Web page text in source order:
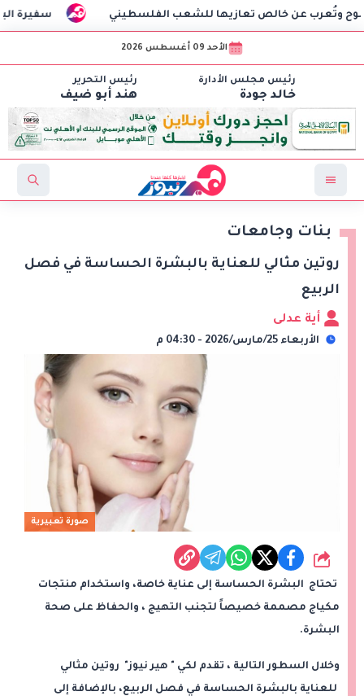
سفيرة البحرين بالقاهرة تعازيها للشعب الفلسطيني
الأحد 09 أغسطس 2026
رئيس مجلس الأدارة
خالد جودة
رئيس التحرير
هند أبو ضيف
بنات وجامعات
روتين مثالي للعناية بالبشرة الحساسة في فصل
الربيع
أية عدلى
الأربعاء 25/مارس/2026 - 04:30 م
صورة تعبيرية
شارك
تحتاج البشرة الحساسة إلى عناية خاصة، واستخدام منتجات
مكياج مصممة خصيصاً لتجنب التهيج ، والحفاظ على صحة
البشرة.
وخلال السطور التالية ، تقدم لكي " هير نيوز" روتين مثالي
للعناية بالبشرة الحساسة في فصل الربيع، بالإضافة إلى